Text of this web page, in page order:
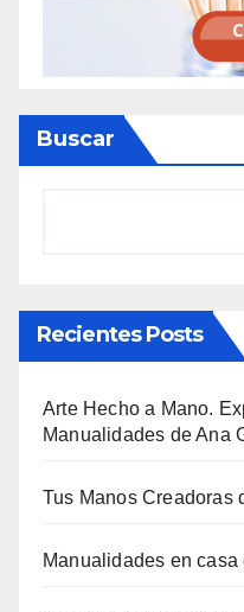
Buscar
Recientes Posts
Arte Hecho a Mano.
Manualidades de Ana
Tus Manos Creadoras
Manualidades en casa